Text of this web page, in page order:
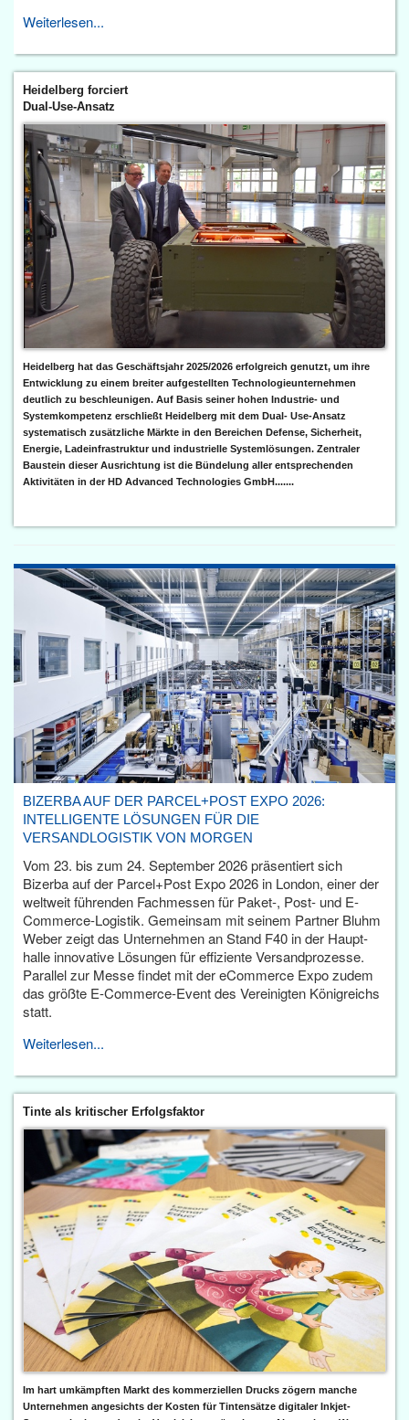
Weiterlesen...
Heidelberg forciert
Dual-Use-Ansatz
Heidelberg hat das Geschäftsjahr 2025/2026 erfolgreich genutzt, um ihre
Entwicklung zu einem breiter aufgestellten Technologieunternehmen
deutlich zu beschleunigen. Auf Basis seiner hohen Industrie- und
Systemkompetenz erschließt Heidelberg mit dem Dual- Use-Ansatz
systematisch zusätzliche Märkte in den Bereichen Defense, Sicherheit,
Energie, Ladeinfrastruktur und industrielle Systemlösungen. Zentraler
Baustein dieser Ausrichtung ist die Bündelung aller entsprechenden
Aktivitäten in der HD Advanced Technologies GmbH.......
BIZERBA AUF DER PARCEL+POST EXPO 2026:
INTELLIGENTE LÖSUNGEN FÜR DIE
VERSANDLOGISTIK VON MORGEN
Vom 23. bis zum 24. September 2026 präsentiert sich
Bizerba auf der Parcel+Post Expo 2026 in London, einer der
weltweit führenden Fachmessen für Paket-, Post- und E-
Commerce-Logistik. Gemeinsam mit seinem Partner Bluhm
Weber zeigt das Unternehmen an Stand F40 in der Haupt­
halle innovative Lösungen für effiziente Versandprozesse.
Parallel zur Messe findet mit der eCommerce Expo zudem
das größte E-Commerce-Event des Vereinigten Königreichs
statt.
Weiterlesen...
Tinte als kritischer Erfolgsfaktor
Im hart umkämpften Markt des kommerziellen Drucks zögern manche
Unternehmen angesichts der Kosten für Tintensätze digitaler Inkjet-